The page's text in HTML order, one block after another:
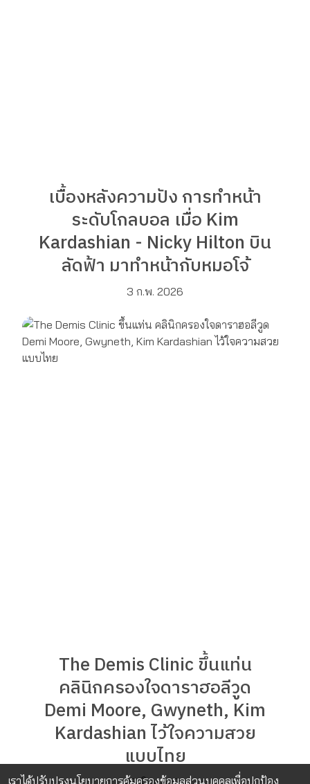
เบื้องหลังความปัง การทำหน้า
ระดับโกลบอล เมื่อ Kim
Kardashian - Nicky Hilton บิน
ลัดฟ้า มาทำหน้ากับหมอโจ้
3 ก.พ. 2026
The Demis Clinic ขึ้นแท่น
คลินิกครองใจดาราฮอลีวูด
Demi Moore, Gwyneth, Kim
Kardashian ไว้ใจความสวย
แบบไทย
เราได้ปรับปรุงนโยบายการคุ้มครองข้อมูลส่วนบุคคลเพื่อปกป้อง